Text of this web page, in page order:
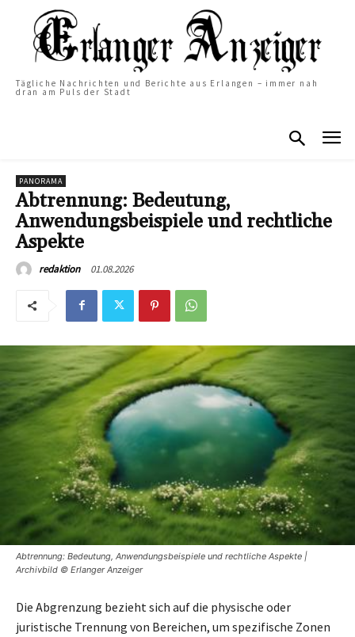
Tägliche Nachrichten und Berichte aus Erlangen – immer nah
dran am Puls der Stadt
PANORAMA
Abtrennung: Bedeutung,
Anwendungsbeispiele und rechtliche
Aspekte
redaktion 01.08.2026
Abtrennung: Bedeutung, Anwendungsbeispiele und rechtliche Aspekte |
Archivbild © Erlanger Anzeiger
Die Abgrenzung bezieht sich auf die physische oder
juristische Trennung von Bereichen, um spezifische Zonen